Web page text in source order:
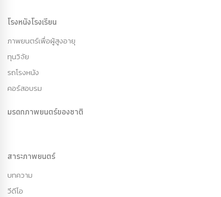
โรงหนังโรงเรียน
ภาพยนตร์เพื่อผู้สูงอายุ
ทุนวิจัย
รถโรงหนัง
คอร์สอบรม
มรดกภาพยนตร์ของชาติ
สาระภาพยนตร์
บทความ
วีดีโอ